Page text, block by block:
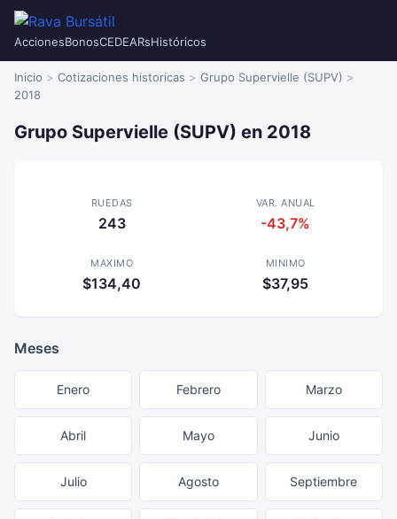
AccionesBonosCEDEARsHistóricos
Inicio Cotizaciones historicas
Grupo Supervielle (SUPV)
2018
Grupo Supervielle (SUPV) en 2018
RUEDAS
243
VAR. ANUAL
-43,7%
MAXIMO
$134,40
MINIMO
$37,95
Meses
Enero Febrero Marzo
Abril Mayo Junio
Julio Agosto Septiembre